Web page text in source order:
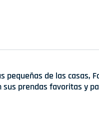
pequeñas de las casas,
sus prendas favoritas y